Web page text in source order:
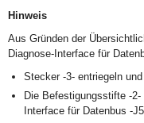
Hinweis
Aus Gründen der
Diagnose-Interface für
Stecker -3- entriegeln
Die Befestigungsstifte -
Interface für Datenbus -